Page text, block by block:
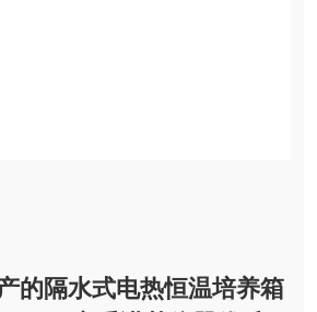
的隔水式电热恒温培养箱